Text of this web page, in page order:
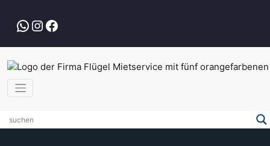
springenWhatsApp
Instagram
Facebook